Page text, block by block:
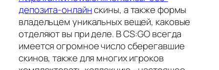
депозита-онлайнскины, а также формы
владельцем уникальных вещей, каковые
отделяют вы при деле. В CS:GO всегда
имеется огромное число сберегавшие
скинов, также для многих игроков